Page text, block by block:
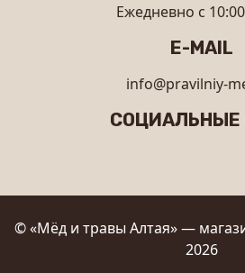
Ежедневно с
E-MAIL
info@pravilniy-
СОЦИАЛЬНЫЕ
© «Мёд и травы Алтая» —
2026